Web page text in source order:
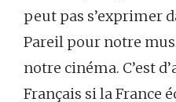
peut pas s’exprimer
Pareil pour notre
notre cinéma. C’est
Français si la France